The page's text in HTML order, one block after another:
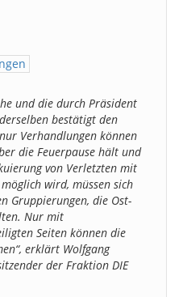
und die durch Präsident
bestätigt den
Verhandlungen können
die Feuerpause hält und
von Verletzten mit
wird, müssen sich
Gruppierungen, die Ost-
Nur mit
Seiten können die
erklärt Wolfgang
der Fraktion DIE